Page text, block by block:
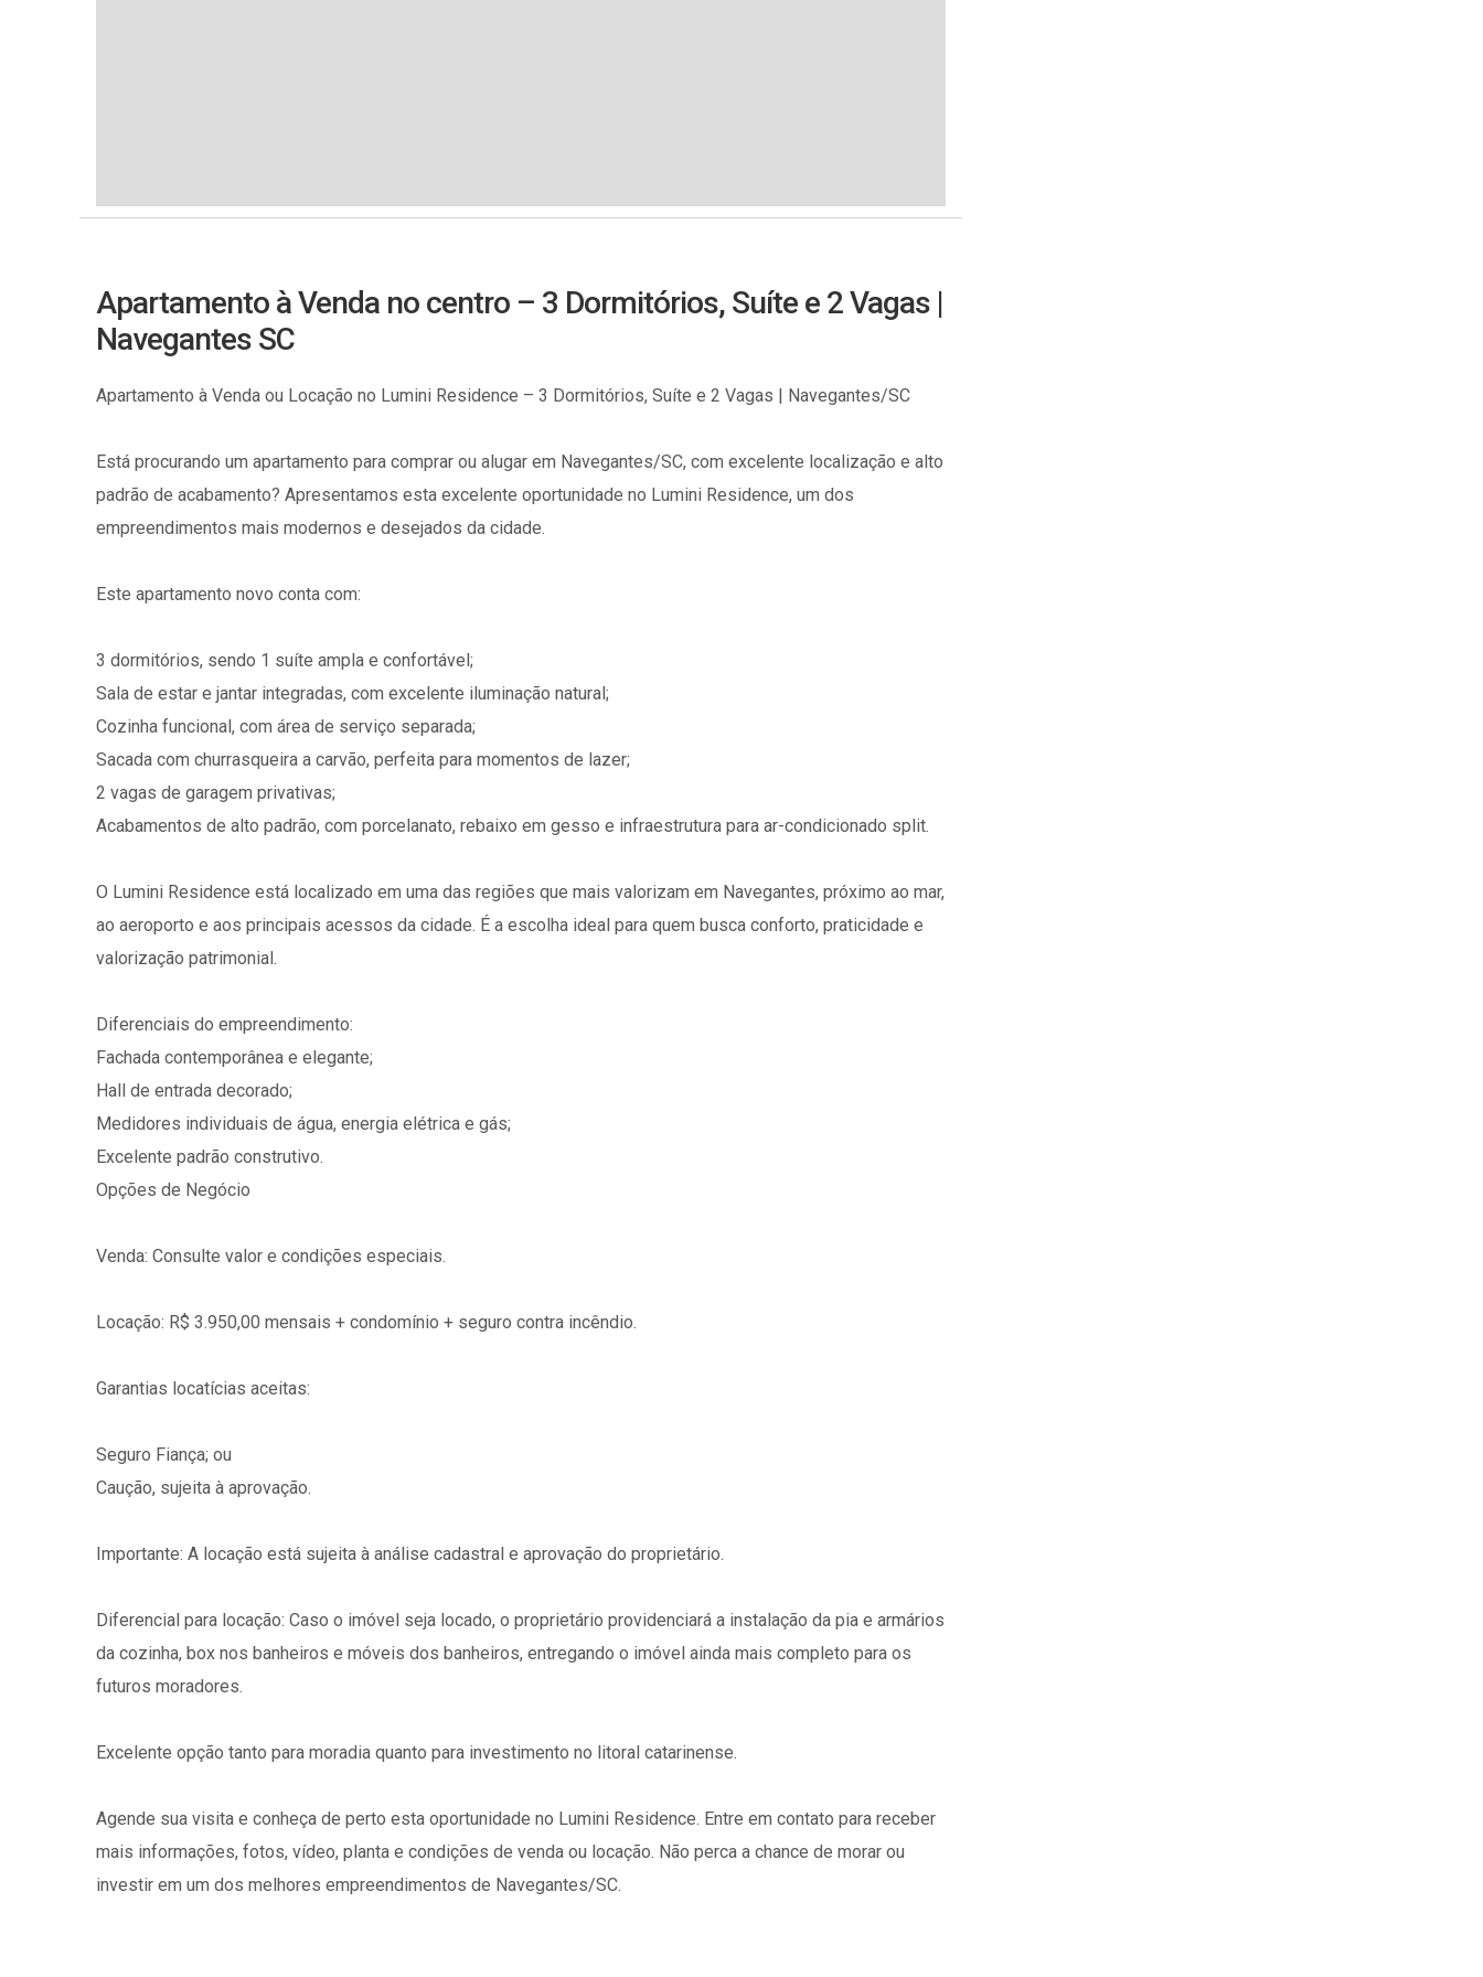
Apartamento à Venda no centro – 3 Dormitórios, Suíte e 2 Vagas |
Navegantes SC
Apartamento à Venda ou Locação no Lumini Residence – 3 Dormitórios, Suíte e 2 Vagas | Navegantes/SC
Está procurando um apartamento para comprar ou alugar em Navegantes/SC, com excelente localização e alto
padrão de acabamento? Apresentamos esta excelente oportunidade no Lumini Residence, um dos
empreendimentos mais modernos e desejados da cidade.
Este apartamento novo conta com:
3 dormitórios, sendo 1 suíte ampla e confortável;
Sala de estar e jantar integradas, com excelente iluminação natural;
Cozinha funcional, com área de serviço separada;
Sacada com churrasqueira a carvão, perfeita para momentos de lazer;
2 vagas de garagem privativas;
Acabamentos de alto padrão, com porcelanato, rebaixo em gesso e infraestrutura para ar-condicionado split.
O Lumini Residence está localizado em uma das regiões que mais valorizam em Navegantes, próximo ao mar,
ao aeroporto e aos principais acessos da cidade. É a escolha ideal para quem busca conforto, praticidade e
valorização patrimonial.
Diferenciais do empreendimento:
Fachada contemporânea e elegante;
Hall de entrada decorado;
Medidores individuais de água, energia elétrica e gás;
Excelente padrão construtivo.
Opções de Negócio
Venda: Consulte valor e condições especiais.
Locação: R$ 3.950,00 mensais + condomínio + seguro contra incêndio.
Garantias locatícias aceitas:
Seguro Fiança; ou
Caução, sujeita à aprovação.
Importante: A locação está sujeita à análise cadastral e aprovação do proprietário.
Diferencial para locação: Caso o imóvel seja locado, o proprietário providenciará a instalação da pia e armários
da cozinha, box nos banheiros e móveis dos banheiros, entregando o imóvel ainda mais completo para os
futuros moradores.
Excelente opção tanto para moradia quanto para investimento no litoral catarinense.
Agende sua visita e conheça de perto esta oportunidade no Lumini Residence. Entre em contato para receber
mais informações, fotos, vídeo, planta e condições de venda ou locação. Não perca a chance de morar ou
investir em um dos melhores empreendimentos de Navegantes/SC.